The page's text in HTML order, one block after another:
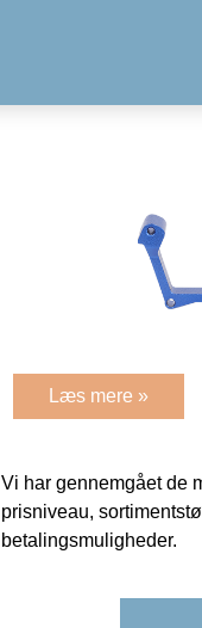
Læs mere »
Vi har gennemgået de
prisniveau,
betalingsmuligheder.